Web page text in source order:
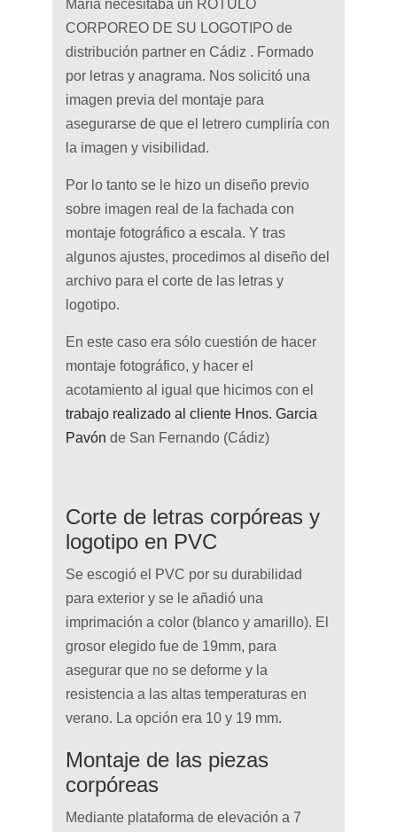
María necesitaba un RÓTULO
CORPOREO DE SU LOGOTIPO de
distribución partner en Cádiz . Formado
por letras y anagrama. Nos solicitó una
imagen previa del montaje para
asegurarse de que el letrero cumpliría con
la imagen y visibilidad.
Por lo tanto se le hizo un diseño previo
sobre imagen real de la fachada con
montaje fotográfico a escala. Y tras
algunos ajustes, procedimos al diseño del
archivo para el corte de las letras y
logotipo.
En este caso era sólo cuestión de hacer
montaje fotográfico, y hacer el
acotamiento al igual que hicimos con el
trabajo realizado al cliente Hnos. Garcia
Pavón de San Fernando (Cádiz)
Corte de letras corpóreas y
logotipo en PVC
Se escogió el PVC por su durabilidad
para exterior y se le añadió una
imprimación a color (blanco y amarillo). El
grosor elegido fue de 19mm, para
asegurar que no se deforme y la
resistencia a las altas temperaturas en
verano. La opción era 10 y 19 mm.
Montaje de las piezas
corpóreas
Mediante plataforma de elevación a 7